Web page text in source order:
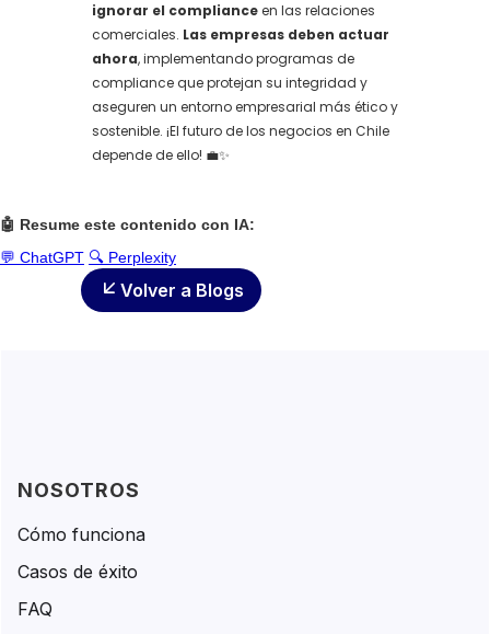
ignorar el complianceen las relaciones
comerciales. Las empresas deben actuar
ahora, implementando programas de
compliance que protejan su integridad y
aseguren un entorno empresarial más ético y
sostenible. ¡El futuro de los negocios en Chile
depende de ello! 💼✨
🤖 Resume este contenido con IA:
💬 ChatGPT 🔍 Perplexity
Volver a Blogs
NOSOTROS
Cómo funciona
Casos de éxito
FAQ